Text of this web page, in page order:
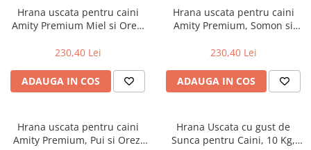
Hrana uscata pentru caini
Amity Premium Miel si Orez,
230,40 Lei
ADAUGA IN COS
Hrana uscata pentru caini
Amity Premium, Somon si
230,40 Lei
ADAUGA IN COS
Hrana uscata pentru caini
Amity Premium, Pui si Orez,
Hrana Uscata cu gust de
Sunca pentru Caini, 10 Kg,